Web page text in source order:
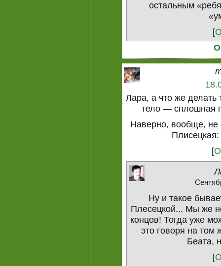
остальным
[
Лара, а что же делать
тело — сплошная
Наверно, вообще, не
[
Ну и такое
Плесецкой... Мы же
концов! Тогда уже
это говоря на
Беата,
[